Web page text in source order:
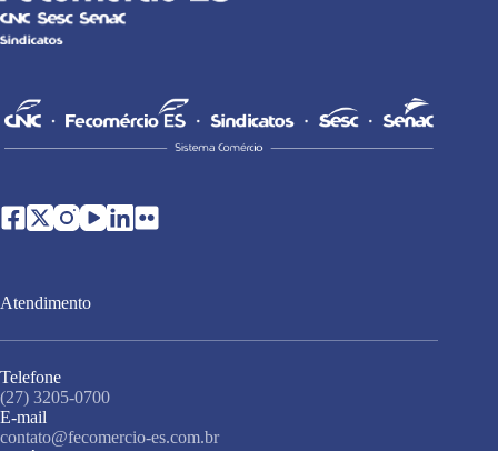
Atendimento
Telefone
(27) 3205-0700
E-mail
contato@fecomercio-es.com.br